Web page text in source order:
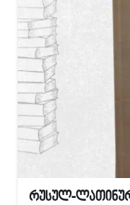
რუსულ-